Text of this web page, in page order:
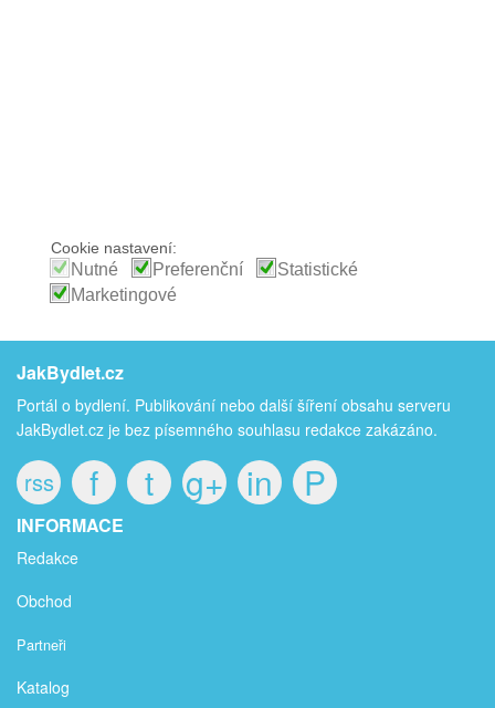
JakBydlet.cz
Portál o bydlení. Publikování nebo další šíření obsahu serveru
JakBydlet.cz je bez písemného souhlasu redakce zakázáno.
rss f t g+ in P
INFORMACE
Redakce
Obchod
Partneři
Katalog
Cookie nastavení:
Nutné Preferenční
Statistické
Marketingové